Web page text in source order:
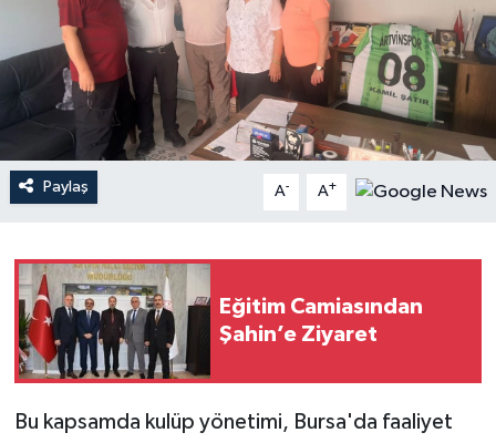
Paylaş A- A+
Eğitim Camiasından
Şahin’e Ziyaret
Bu kapsamda kulüp yönetimi, Bursa'da faaliyet